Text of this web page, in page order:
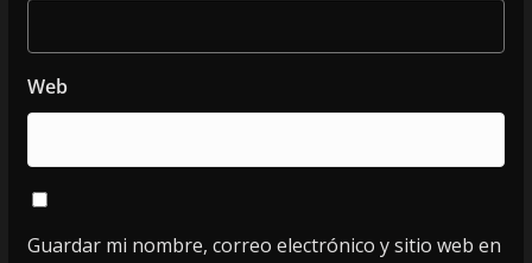
Web
Guardar mi nombre, correo electrónico y sitio web en